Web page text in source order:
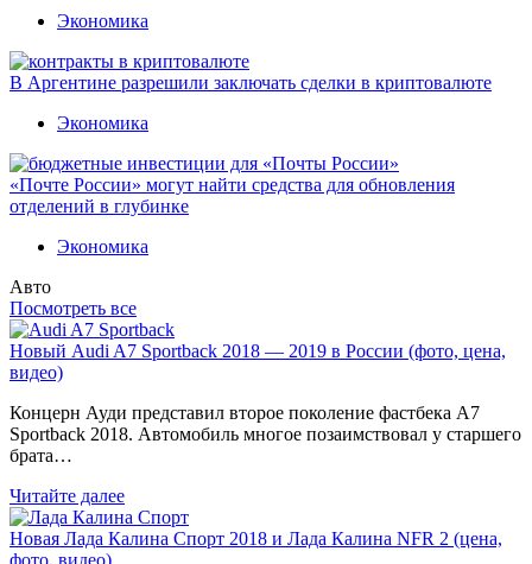
Экономика
В Аргентине разрешили заключать сделки в криптовалюте
Экономика
«Почте России» могут найти средства для обновления
отделений в глубинке
Экономика
Авто
Посмотреть все
Новый Audi A7 Sportback 2018 — 2019 в России (фото, цена,
видео)
Концерн Ауди представил второе поколение фастбека A7
Sportback 2018. Автомобиль многое позаимствовал у старшего
брата…
Читайте далее
Новая Лада Калина Спорт 2018 и Лада Калина NFR 2 (цена,